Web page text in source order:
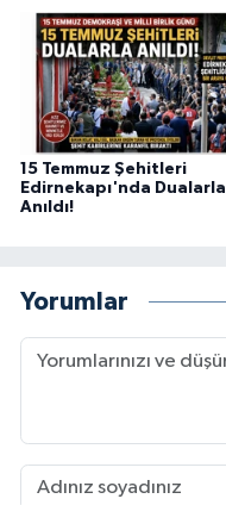
15 Temmuz Şehitleri
Edirnekapı'nda Dualarla
Anıldı!
Yorumlar